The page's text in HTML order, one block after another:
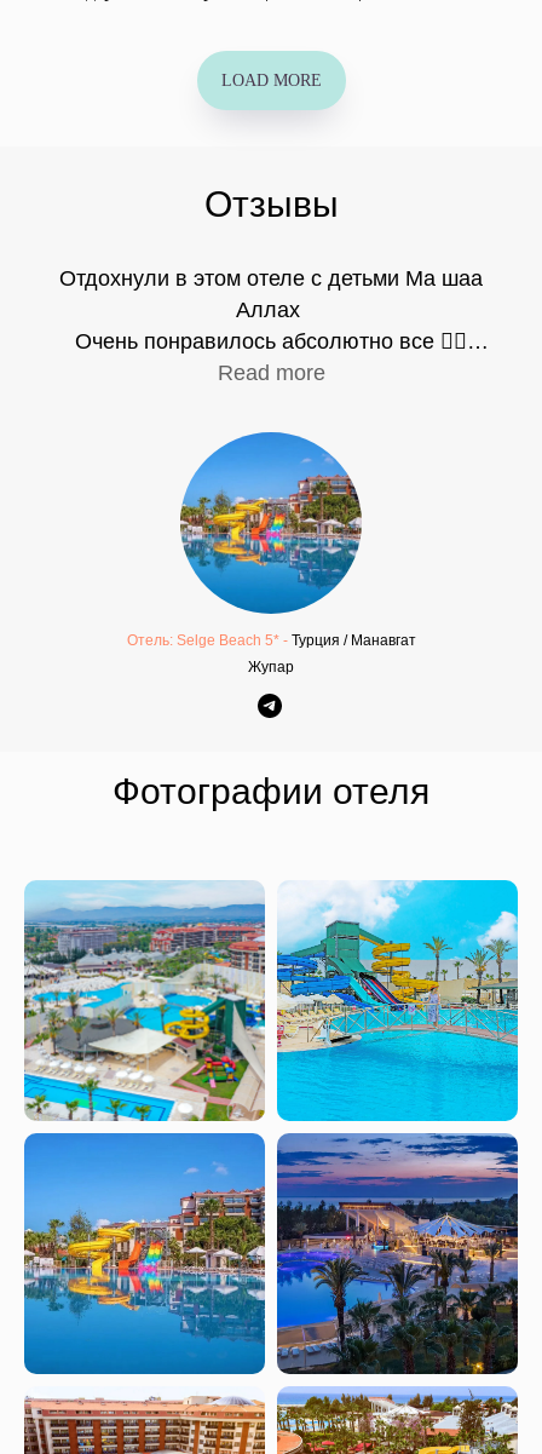
LOAD MORE
Отзывы
Отдохнули в этом отеле с детьми Ма шаа
Аллах
Очень понравилось абсолютно все 👍🏻
Питание , сервис , пляж , спа, аквапарки,
большое вам за организацию нашего
семейного отдыха 🤲🏼 Все очень
оперативно было .
Read more
Отель: Selge Beach 5* - Турция / Манавгат
Жупар
Фотографии отеля